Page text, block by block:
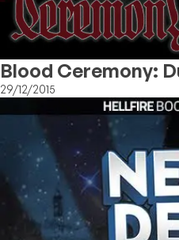
Blood Ceremony:
2016
29/12/2015